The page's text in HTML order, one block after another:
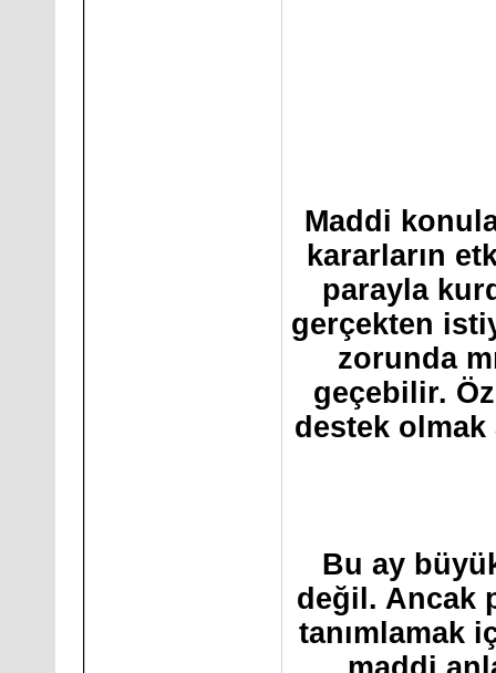
Maddi
kararların
parayla
gerçekten
zorunda
geçebilir.
destek olmak
Bu ay
değil. Ancak
tanımlamak